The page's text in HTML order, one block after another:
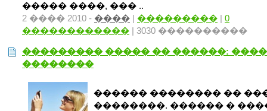
����� ����, ��� ..
2 ���� 2010 - ���� | ��������� | 0
������������ | 3030 ����������
��������� ����� �� ������:
��������
������ �������� ��
��������. ������ �